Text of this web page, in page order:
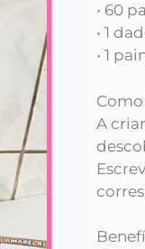
• 60
• 1
• 1
A